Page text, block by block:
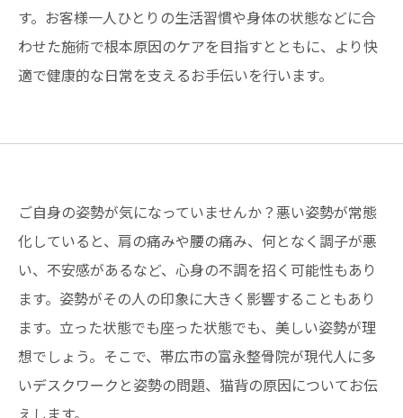
す。お客様一人ひとりの生活習慣や身体の状態などに合
わせた施術で根本原因のケアを目指すとともに、より快
適で健康的な日常を支えるお手伝いを行います。
ご自身の姿勢が気になっていませんか？悪い姿勢が常態
化していると、肩の痛みや腰の痛み、何となく調子が悪
い、不安感があるなど、心身の不調を招く可能性もあり
ます。姿勢がその人の印象に大きく影響することもあり
ます。立った状態でも座った状態でも、美しい姿勢が理
想でしょう。そこで、帯広市の富永整骨院が現代人に多
いデスクワークと姿勢の問題、猫背の原因についてお伝
えします。